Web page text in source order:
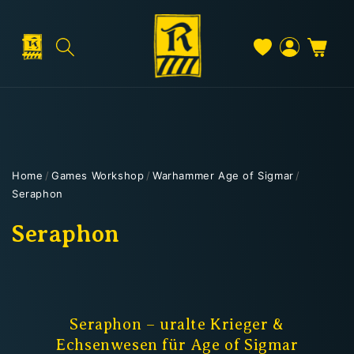
Inhalt
Warenkorb
Home / Games Workshop / Warhammer Age of Sigmar /
Seraphon
K
Seraphon
Seraphon – uralte Krieger &
Echsenwesen für Age of Sigmar
Versand & Lieferung
Versandkosten
Österreich & EU: ab200 €